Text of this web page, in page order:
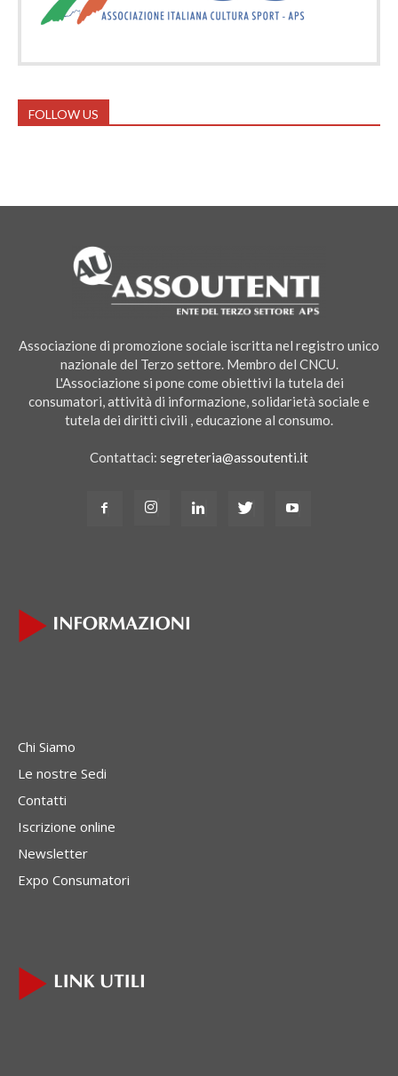
FOLLOW US
Associazione di promozione sociale iscritta nel registro unico
nazionale del Terzo settore. Membro del CNCU.
L'Associazione si pone come obiettivi la tutela dei
consumatori, attività di informazione, solidarietà sociale e
tutela dei diritti civili , educazione al consumo.
Contattaci: segreteria@assoutenti.it
Chi Siamo
Le nostre Sedi
Contatti
Iscrizione online
Newsletter
Expo Consumatori